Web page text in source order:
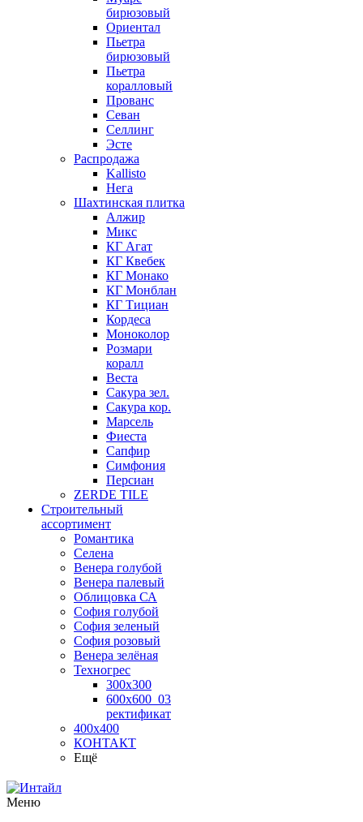
бирюзовый
Ориентал
Пьетра
бирюзовый
Пьетра
коралловый
Прованс
Севан
Селлинг
Эсте
Распродажа
Kallisto
Нега
Шахтинская плитка
Алжир
Микс
КГ Агат
КГ Квебек
КГ Монако
КГ Монблан
КГ Тициан
Кордеса
Моноколор
Розмари
коралл
Веста
Сакура зел.
Сакура кор.
Марсель
Фиеста
Сапфир
Симфония
Персиан
ZERDE TILE
Строительный
ассортимент
Романтика
Селена
Венера голубой
Венера палевый
Облицовка СА
София голубой
София зеленый
София розовый
Венера зелёная
Техногрес
300х300
600х600_03
ректификат
400х400
КОНТАКТ
Ещё
Меню